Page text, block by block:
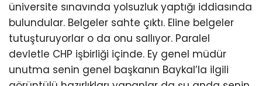
üniversite sınavında yolsuzluk yaptığı iddiasında
bulundular. Belgeler sahte çıktı. Eline belgeler
tutuşturuyorlar o da onu sallıyor. Paralel
devletle CHP işbirliği içinde. Ey genel müdür
unutma senin genel başkanın Baykal’la ilgili